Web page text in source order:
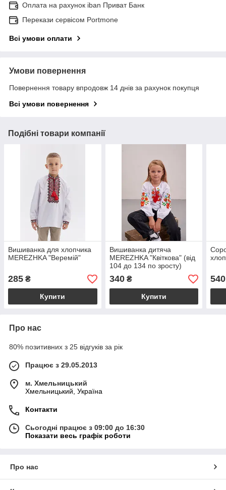
Оплата на рахунок iban Приват Банк
Перекази сервісом Portmone
Всі умови оплати
Умови повернення
Повернення товару впродовж 14 днів за рахунок покупця
Всі умови повернення
Подібні товари компанії
Вишиванка для хлопчика
MEREZHKA "Веремій"
285 ₴
Купити
Вишиванка дитяча
MEREZHKA "Квіткова" (від
104 до 134 по зросту)
340₴
Купити
540
Про нас
80% позитивних з 25 відгуків за рік
Працює з 29.05.2013
м. Хмельницький
Хмельницький, Україна
Контакти
Сьогодні працює з 09:00 до 16:30
Показати весь графік роботи
Про нас